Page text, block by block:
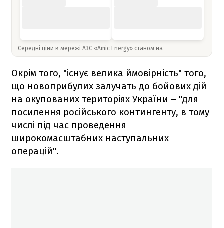
Середні ціни в мережі АЗС «Amic Energy» станом на
Окрім того, "існує велика ймовірність" того,
що новоприбулих залучать до бойових дій
на окупованих територіях України – "для
посилення російського контингенту, в тому
числі під час проведення
широкомасштабних наступальних
операцій".